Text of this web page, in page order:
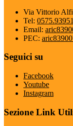
Via Vittorio
Tel: 0575.93951
Email:
PEC:
Seguici su
Facebook
Youtube
Instagram
Sezione Link